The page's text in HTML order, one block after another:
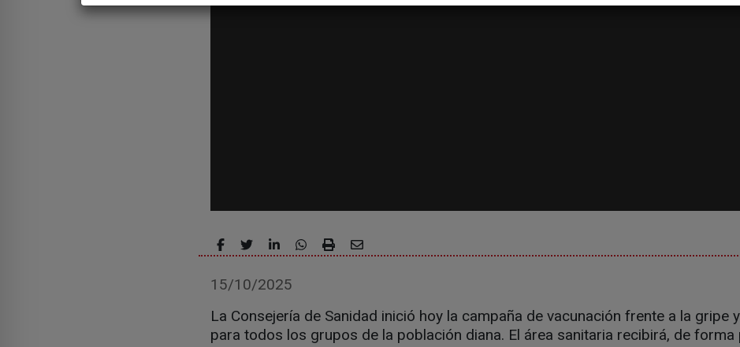
15/10/2025
La Consejería de Sanidad inició hoy la campaña de vacunación frente a la gripe
para todos los grupos de la población diana. El área sanitaria recibirá, de forma